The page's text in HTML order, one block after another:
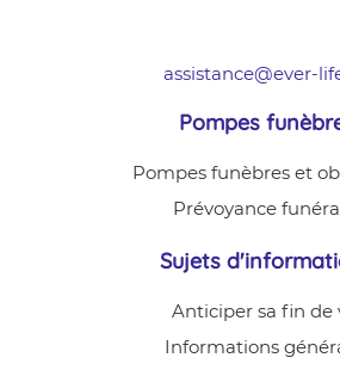
assistance@ever-
Pompes
Pompes funèbres et
Prévoyance
Sujets
Anticiper sa fin de
Informations